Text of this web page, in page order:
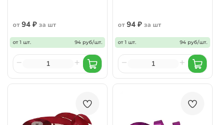
от 94 ₽ за шт
от 1 шт. 94 руб/шт.
от 94 ₽ за шт
от 1 шт. 94 руб/шт.